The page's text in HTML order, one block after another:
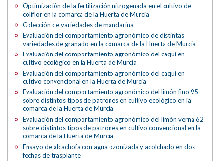
Optimización de la fertilización nitrogenada en el cultivo de
coliflor en la comarca de la Huerta de Murcia
Colección de variedades de mandarina
Evaluación del comportamiento agronómico de distintas
variedades de granado en la comarca de la Huerta de Murcia
Evaluación del comportamiento agronómico del caqui en
cultivo ecológico en la Huerta de Murcia
Evaluación del comportamiento agronómico del caqui en
cultivo convencional en la Huerta de Murcia
Evaluación del comportamiento agronómico del limón fino 95
sobre distintos tipos de patrones en cultivo ecológico en la
comarca de la Huerta de Murcia
Evaluación del comportamiento agronómico del limón verna 62
sobre distintos tipos de patrones en cultivo convencional en la
comarca de la Huerta de Murcia
Ensayo de alcachofa con agua ozonizada y acolchado en dos
fechas de trasplante